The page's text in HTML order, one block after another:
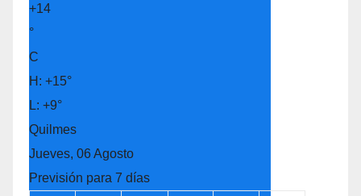
+14
°
C
H: +15°
L: +9°
Quilmes
Jueves, 06 Agosto
Previsión para 7 días